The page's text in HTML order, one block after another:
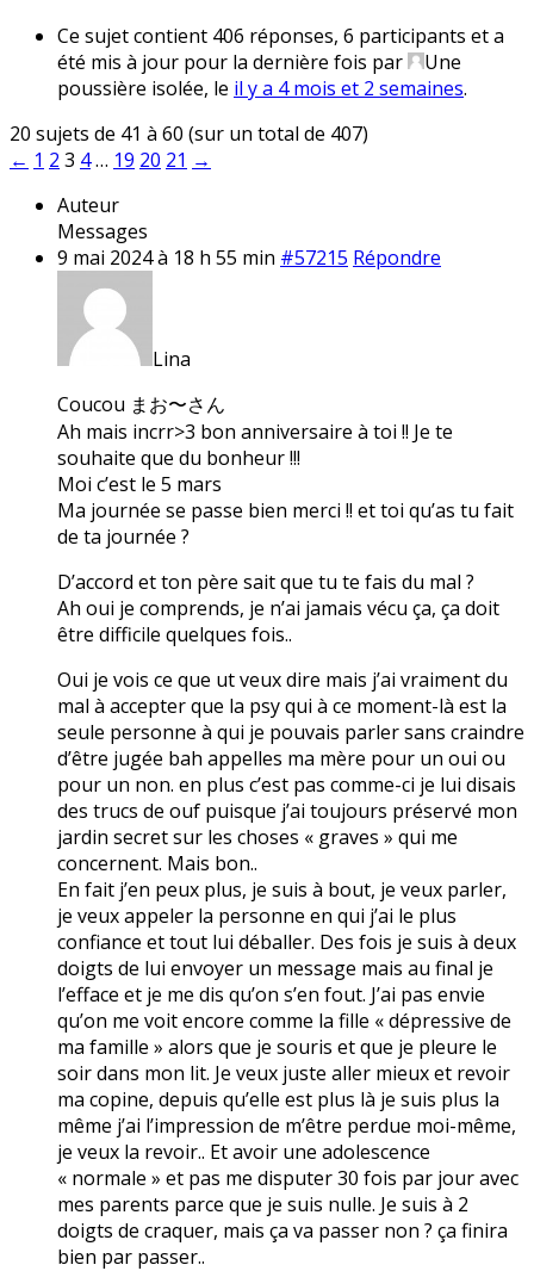
Ce sujet contient 406 réponses, 6 participants et a
été mis à jour pour la dernière fois par
Une
poussière isolée, le il y a 4 mois et 2 semaines.
20 sujets de 41 à 60 (sur un total de 407)
← 1 2 3 4… 19 20 21 →
Auteur
Messages
9 mai 2024 à 18 h 55 min #57215 Répondre
Lina
Coucou まお〜さん
Ah mais incrr>3 bon anniversaire à toi !! Je te
souhaite que du bonheur !!!
Moi c’est le 5 mars
Ma journée se passe bien merci !! et toi qu’as tu fait
de ta journée ?
D’accord et ton père sait que tu te fais du mal ?
Ah oui je comprends, je n’ai jamais vécu ça, ça doit
être difficile quelques fois..
Oui je vois ce que ut veux dire mais j’ai vraiment du
mal à accepter que la psy qui à ce moment-là est la
seule personne à qui je pouvais parler sans craindre
d’être jugée bah appelles ma mère pour un oui ou
pour un non. en plus c’est pas comme-ci je lui disais
des trucs de ouf puisque j’ai toujours préservé mon
jardin secret sur les choses « graves » qui me
concernent. Mais bon..
En fait j’en peux plus, je suis à bout, je veux parler,
je veux appeler la personne en qui j’ai le plus
confiance et tout lui déballer. Des fois je suis à deux
doigts de lui envoyer un message mais au final je
l’efface et je me dis qu’on s’en fout. J’ai pas envie
qu’on me voit encore comme la fille « dépressive de
ma famille » alors que je souris et que je pleure le
soir dans mon lit. Je veux juste aller mieux et revoir
ma copine, depuis qu’elle est plus là je suis plus la
même j’ai l’impression de m’être perdue moi-même,
je veux la revoir.. Et avoir une adolescence
« normale » et pas me disputer 30 fois par jour avec
mes parents parce que je suis nulle. Je suis à 2
doigts de craquer, mais ça va passer non ? ça finira
bien par passer..